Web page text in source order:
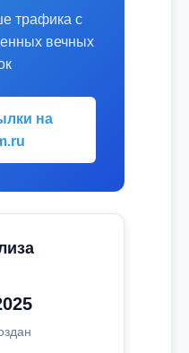
трафика с
вечных
на